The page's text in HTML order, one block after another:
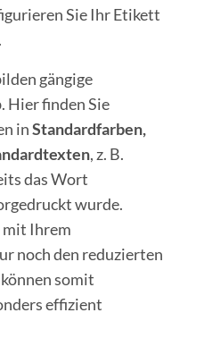
Sie Ihr Etikett
gängige
Hier finden Sie
inStandardfarben,
, z. B.
das Wort
wurde.
mit Ihrem
noch den reduzierten
somit
effizient